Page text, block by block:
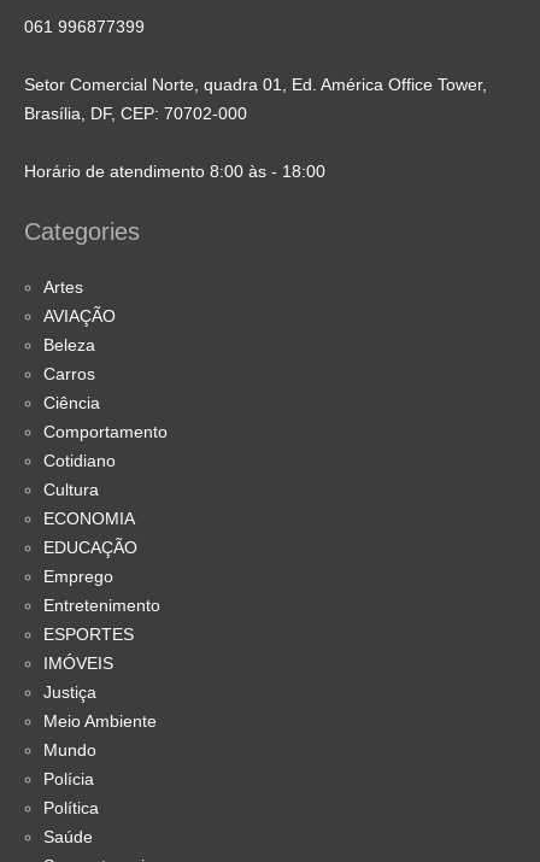
061 996877399
Setor Comercial Norte, quadra 01, Ed. América Office Tower,
Brasília, DF, CEP: 70702-000
Horário de atendimento 8:00 às - 18:00
Categories
Artes
AVIAÇÃO
Beleza
Carros
Ciência
Comportamento
Cotidiano
Cultura
ECONOMIA
EDUCAÇÃO
Emprego
Entretenimento
ESPORTES
IMÓVEIS
Justiça
Meio Ambiente
Mundo
Polícia
Política
Saúde